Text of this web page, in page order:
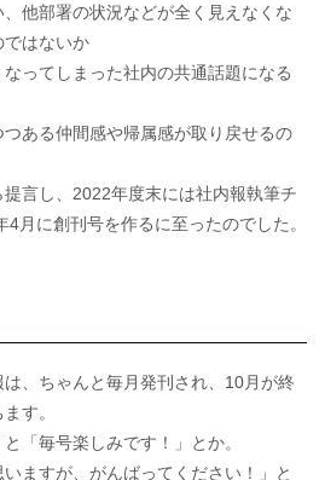
、他部署の状況などが全く見えなくな
ではないか
なってしまった社内の共通話題になる
つある仲間感や帰属感が取り戻せるの
提言し、2022年度末には社内報執筆チ
月に創刊号を作るに至ったのでした。
、ちゃんと毎月発刊され、10月が終
す。
「毎号楽しみです！」とか。
いますが、がんばってください！」と